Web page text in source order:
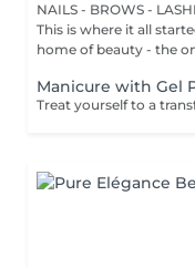
NAILS - BROWS -
This is where it all
home of beauty - the
Manicure with Gel